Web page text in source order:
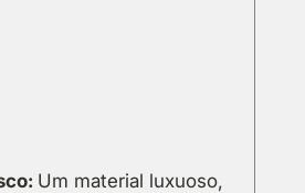
Um material luxuoso,